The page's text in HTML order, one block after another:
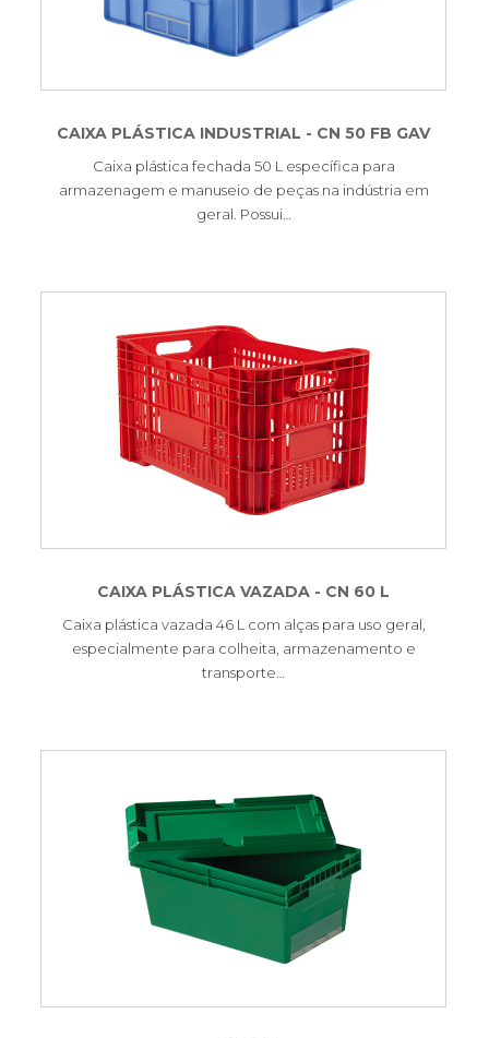
CAIXA PLÁSTICA INDUSTRIAL - CN 50 FB GAV
Caixa plástica fechada 50 L específica para
armazenagem e manuseio de peças na indústria em
geral. Possui…
CAIXA PLÁSTICA VAZADA - CN 60 L
Caixa plástica vazada 46 L com alças para uso geral,
especialmente para colheita, armazenamento e
transporte…